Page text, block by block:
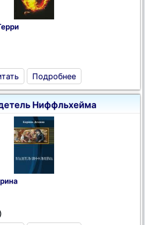
Подробнее
Ниффльхейма